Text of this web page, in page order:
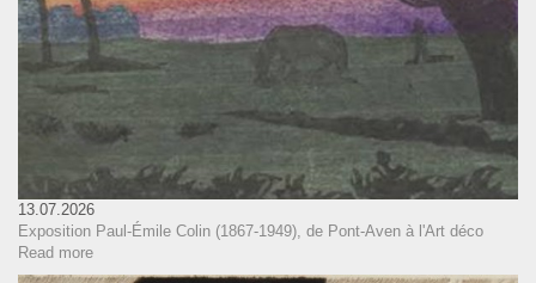
13.07.2026
Exposition Paul-Émile Colin (1867-1949), de Pont-Aven à l'Art déco
Read more